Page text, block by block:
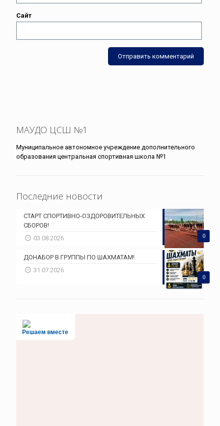
Сайт
МАУДО ЦСШ №1
Муниципальное автономное учреждение дополнительного
образования центральная спортивная школа №1
Последние новости
0
СТАРТ СПОРТИВНО-ОЗДОРОВИТЕЛЬНЫХ
СБОРОВ!
03.08.2026
0
ДОНАБОР В ГРУППЫ ПО ШАХМАТАМ!
31.07.2026
Решаем вместе